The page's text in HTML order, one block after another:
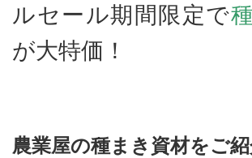
ルセール期間限定で
が大特価！
農業屋の種まき資材をご紹